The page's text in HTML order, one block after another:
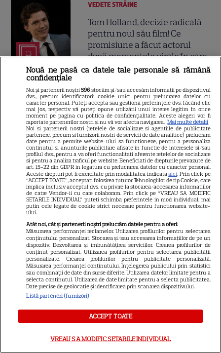
13
VEDETE STRĂINE
Tom Holland, decizie radicală
pentru noul său film! Ce
promisiune a făcut actorul
după momentele virale în care
a făcut senzație prin dans
13
SKYSHOWTIME
Scarlett Johansson și Kristin
Scott Thomas, din nou mamă
și fiică pe ecran în „My
Mother's Wedding”. Când
apare filmul pe SkyShowtime
9
PRIME VIDEO
Jamie Campbell Bower, starul
din „Stranger Things”, intră în
universul „Stăpânul Inelelor”.
Ce rol legendar va interpreta în
sezonul 3
ŞTIRI
VEDETE STRĂINE
Nouă ne pasă ca datele tale personale să rămână
confidențiale
Noi și partenerii noștri596 stocăm și/sau accesăm informații pe dispozitivul
dvs., precum identificatorii cookie unici pentru prelucrarea datelor cu
caracter personal. Puteți accepta sau gestiona preferințele dvs. făcând clic
mai jos, respectiv vă puteți opune utilizării unui interes legitim în orice
moment pe pagina cu politica de confidențialitate. Aceste alegeri vor fi
raportate partenerilor noștri și nu vă vor afecta navigarea. Mai multe detalii
Noi si partenerii nostri (retelele de socializare si agentiile de publicitate
partenere, precum si furnizorii nostri de servicii de date analitice) prelucram
date pentru a permite website-ului sa functioneze, pentru a personaliza
continutul si anunturile publicitare afisate in functie de interesele si/sau
profilul dvs., pentru a va oferi functionalitati aferente retelelor de socializare
si pentru a analiza traficul pe website. Beneficiati de drepturile prevazute de
art. 15-22 din GDPR in legatura cu prelucrarea datelor cu caracter personal.
Aceste drepturi pot fi exercitate prin modalitatea indicataaici. Prin click pe
“ACCEPT TOATE”, acceptati folosirea tuturor Tehnologiilor de tip Cookie, care
implica inclusiv acceptul dvs. cu privire la stocarea/accesarea informatiilor
de catre Vendor-ii cu care colaboram. Prin click pe “VREAU SA MODIFIC
SETARILE INDIVIDUAL” puteti schimba preferintele in mod individual, mai
putin cele legate de cookie strict necesare pentru functionarea website-
ului.
Atât noi, cât și partenerii noștri prelucrăm datele pentru a oferi:
Măsurarea performanței reclamelor. Utilizarea profilurilor pentru selectarea
conținutului personalizat. Stocarea și/sau accesarea informațiilor de pe un
dispozitiv. Dezvoltarea și îmbunătățirea serviciilor. Crearea profilurilor de
conținut personalizat. Utilizarea profilurilor pentru selectarea publicității
personalizate. Crearea profilurilor pentru publicitate personalizată.
Măsurarea performanței conținutului. Înțelegerea publicului prin statistici
sau combinații de date din surse diferite. Utilizarea datelor limitate pentru a
selecta conținutul. Utilizarea de date limitate pentru a selecta publicitatea.
Date precise de geolocație și identificarea prin scanarea dispozitivului.
Listă parteneri (furnizori)
ACCEPT TOATE
VREAU SA MODIFIC SETARILE INDIVIDUAL